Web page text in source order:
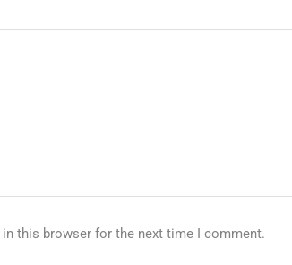
this browser for the next time I comment.